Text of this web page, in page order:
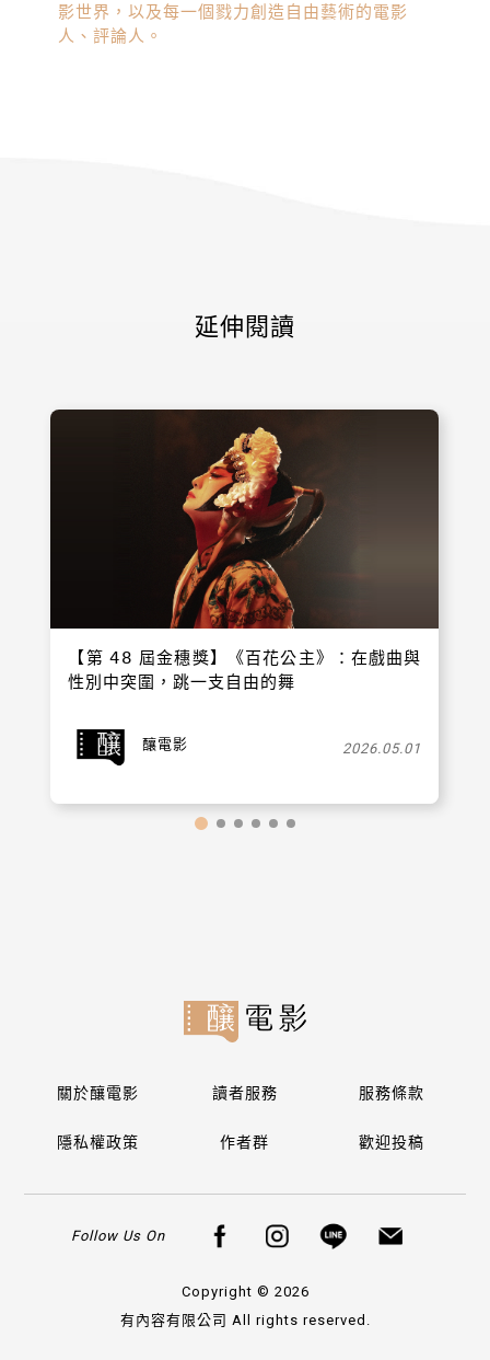
影世界，以及每一個戮力創造自由藝術的電影
人、評論人。
延伸閱讀
【​第 𝟦𝟪 屆金穗獎】《百花公主》：在戲曲與
性別中突圍，跳一支自由的舞
釀電影 2026.05.01
1 分享
關於釀電影 讀者服務 服務條款
隱私權政策 作者群 歡迎投稿
Follow Us On
Copyright © 2026
有內容有限公司 All rights reserved.